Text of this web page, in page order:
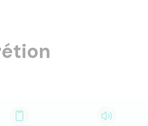
Adaptation auditive